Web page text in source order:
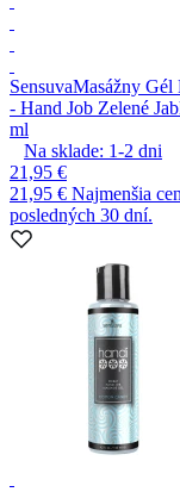
SensuvaMasážny Gél
- Hand Job Zelené
ml
Na sklade: 1-2 dni
21,95 €
21,95 € Najmenšia
posledných 30 dní.